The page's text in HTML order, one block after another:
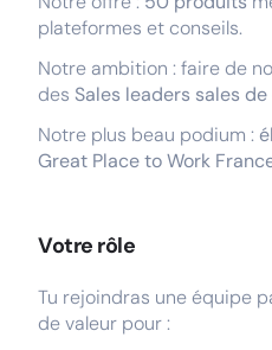
plateformes et conseils.
Notre ambition : faire de
des Sales leaders sales
Notre plus beau podium :
Great Place to Work
Votre rôle
Tu rejoindras une équipe
de valeur pour :